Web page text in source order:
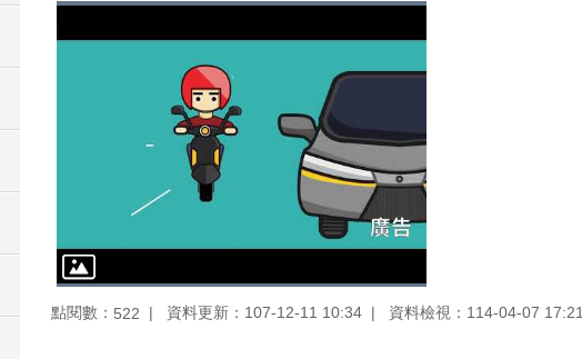
點閱數： 522 資料更新：107-12-11 10:34 資料檢視：114-04-07 17:21